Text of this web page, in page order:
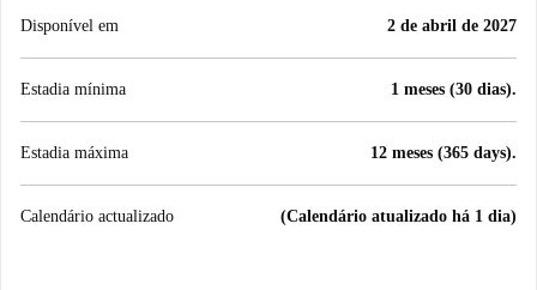
Disponível em 2 de abril de 2027
Estadia mínima 1 meses (30 dias).
Estadia máxima 12 meses (365 days).
Calendário actualizado (Calendário atualizado há 1 dia)